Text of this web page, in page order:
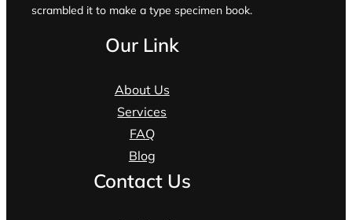
scrambled it to make a type specimen book.
Our Link
About Us
Services
FAQ
Blog
Contact Us